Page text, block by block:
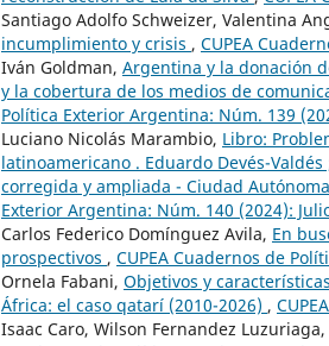
Santiago Adolfo Schweizer, Valentina
incumplimiento y crisis , CUPEA
Iván Goldman, Argentina y la donación
y la cobertura de los medios de
Política Exterior Argentina: Núm. 139
Luciano Nicolás Marambio, Libro:
latinoamericano . Eduardo Devés-
corregida y ampliada - Ciudad
Exterior Argentina: Núm. 140 (2024):
Carlos Federico Domínguez Avila, En
prospectivos , CUPEA Cuadernos de
Ornela Fabani, Objetivos y
África: el caso qatarí (2010-2026) ,
Isaac Caro, Wilson Fernandez Luzuriaga,